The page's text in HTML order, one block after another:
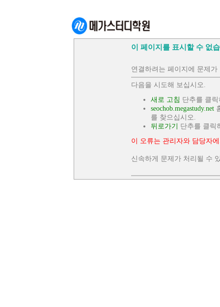
이 페이지를 표시할 수 없
연결하려는 페이지에 문제
다음을 시도해 보십시오.
새로 고침 단추를 클
seochob.megastudy.net
를 찾으십시오.
뒤로가기
단추를 클릭
이 오류는 관리자와 담당자
신속하게 문제가 처리될 수